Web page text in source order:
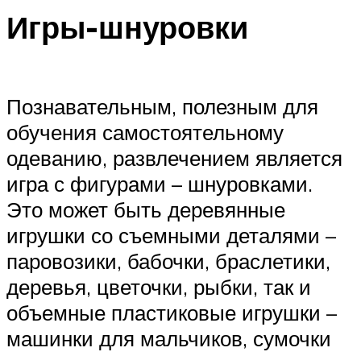
Игры-шнуровки
Познавательным, полезным для
обучения самостоятельному
одеванию, развлечением является
игра с фигурами – шнуровками.
Это может быть деревянные
игрушки со съемными деталями –
паровозики, бабочки, браслетики,
деревья, цветочки, рыбки, так и
объемные пластиковые игрушки –
машинки для мальчиков, сумочки